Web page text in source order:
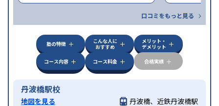
口コミをもっと見る
塾の特徴
こんな人に
おすすめ
メリット・
デメリット
コース内容
コース料金 合格実績
丹波橋駅校
地図を見る
丹波橋、近鉄丹波橋駅